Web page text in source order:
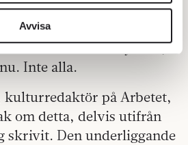
identifierare och annan
till de sociala medier och
som vi samarbetar med.
informationen med annan
tillhandahållit eller som de har
deras tjänster.
hur vi hanterar personuppgifter
Avvisa
bland annat av just DN,
ord och samband som inte
som inte sa ett knyst då,
Inte alla.
kulturredaktör på Arbetet,
om detta, delvis utifrån
skrivit. Den underliggande